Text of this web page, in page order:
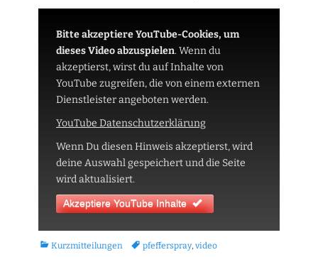
Bitte akzeptiere YouTube-Cookies, um
dieses Video abzuspielen.Wenn du
akzeptierst, wirst du auf Inhalte von
YouTube zugreifen, die von einem externen
Dienstleister angeboten werden.
YouTube Datenschutzerklärung
Wenn Du diesen Hinweis akzeptierst, wird
deine Auswahl gespeichert und die Seite
wird aktualisiert.
Akzeptiere YouTube Inhalte
Kategorien
Kurzmitteilungen Tagspfefferspray, video